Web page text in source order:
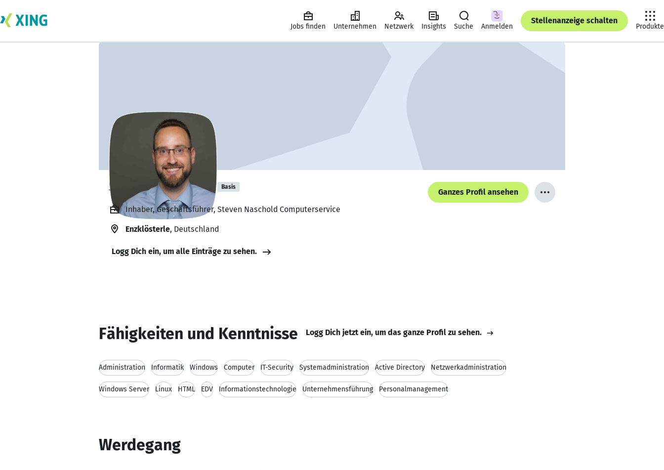
Jobs finden Unternehmen Netzwerk Insights Suche Anmelden
Stellenanzeige schalten
Produkte
Steven Naschold Basis
Ganzes Profil ansehen
Inhaber, Geschäftsführer, Steven Naschold Computerservice
Enzklösterle, Deutschland
Logg Dich ein, um alle Einträge zu sehen.
Fähigkeiten und Kenntnisse Logg Dich jetzt ein, um das ganze Profil zu sehen.
Administration Informatik Windows Computer IT-Security Systemadministration Active Directory Netzwerkadministration
Windows Server Linux HTML EDV Informationstechnologie Unternehmensführung Personalmanagement
Werdegang